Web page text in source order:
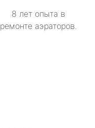
8 лет опыта в
ремонте аэраторов.